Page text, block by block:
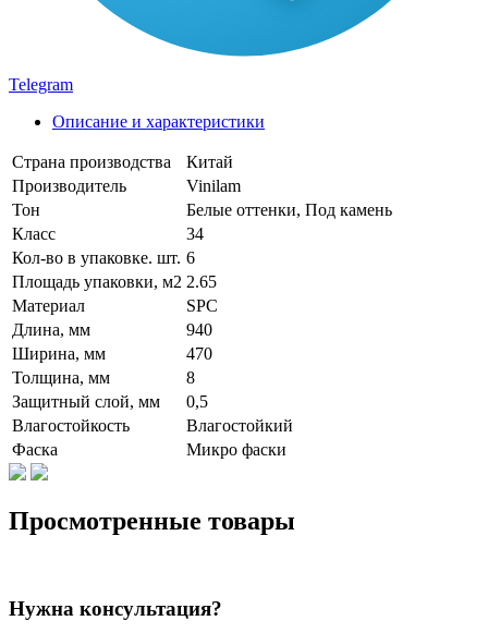
Telegram
Описание и характеристики
Страна производства
Китай
Производитель
Vinilam
Тон
Белые оттенки, Под камень
Класс
34
Кол-во в упаковке. шт. 6
Площадь упаковки, м2 2.65
Материал
SPC
Длина, мм
940
Ширина, мм
470
Толщина, мм
8
Защитный слой, мм
0,5
Влагостойкость
Влагостойкий
Фаска
Микро фаски
Просмотренные товары
Нужна консультация?